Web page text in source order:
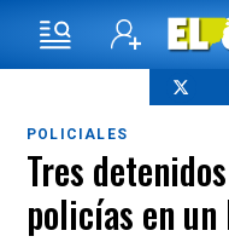
POLICIALES
Tres
policías en un